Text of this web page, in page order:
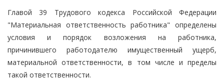
Главой 39 Трудового кодекса Российской Федерации
"Материальная ответственность работника" определены
условия и порядок возложения на работника,
причинившего работодателю имущественный ущерб,
материальной ответственности, в том числе и пределы
такой ответственности.